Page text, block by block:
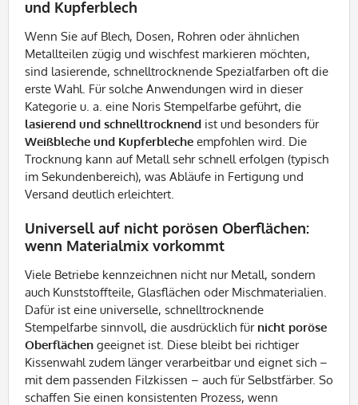
und Kupferblech
Wenn Sie auf Blech, Dosen, Rohren oder ähnlichen
Metallteilen zügig und wischfest markieren möchten,
sind lasierende, schnelltrocknende Spezialfarben oft die
erste Wahl. Für solche Anwendungen wird in dieser
Kategorie u. a. eine Noris Stempelfarbe geführt, die
lasierend und schnelltrocknend ist und besonders für
Weißbleche und Kupferbleche empfohlen wird. Die
Trocknung kann auf Metall sehr schnell erfolgen (typisch
im Sekundenbereich), was Abläufe in Fertigung und
Versand deutlich erleichtert.
Universell auf nicht porösen Oberflächen:
wenn Materialmix vorkommt
Viele Betriebe kennzeichnen nicht nur Metall, sondern
auch Kunststoffteile, Glasflächen oder Mischmaterialien.
Dafür ist eine universelle, schnelltrocknende
Stempelfarbe sinnvoll, die ausdrücklich für nicht poröse
Oberflächen geeignet ist. Diese bleibt bei richtiger
Kissenwahl zudem länger verarbeitbar und eignet sich –
mit dem passenden Filzkissen – auch für Selbstfärber. So
schaffen Sie einen konsistenten Prozess, wenn